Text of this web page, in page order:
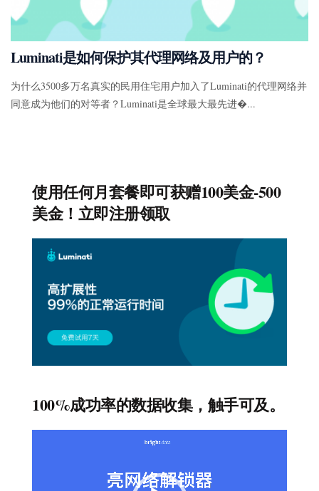
Luminati是如何保护其代理网络及用户的？
为什么3500多万名真实的民用住宅用户加入了Luminati的代理网络并
同意成为他们的对等者？Luminati是全球最大最先进�...
使用任何月套餐即可获赠100美金-500
美金！立即注册领取
100%成功率的数据收集，触手可及。